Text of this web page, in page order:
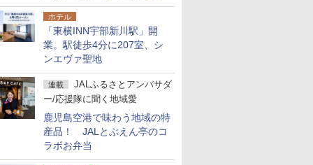
～中野坂上を4分間隔に
ホテル
「東横INN宇部新川駅」開
業。駅徒歩4分に207室、シ
ンエヴァ聖地
連載
JALふるさとアンバサダ
ー/応援隊に聞く地域愛
鹿児島空港で味わう地域の特
産品！ JALとぶえん亭のコ
ラボお弁当